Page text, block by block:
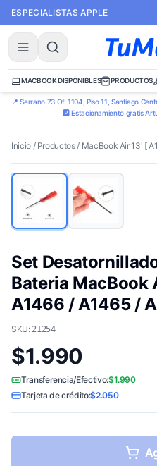
ESPECIALISTAS APPLE
MACBOOK DISPONIBLES PRODUCTOS
📍 Serrano 73 Of. 1104, Piso 11, Santiago
🅿️ Estacionamiento gratis
Inicio/ Productos/ MacBook Air 13' [
Set
Bateria MacBook
A1466 / A1465 /
SKU: 21254
$1.990
Transferencia/Efectivo:$1.990
Tarjeta de crédito:$2.050